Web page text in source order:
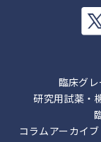
臨床グ
研究用試薬・
コラムアーカイブ